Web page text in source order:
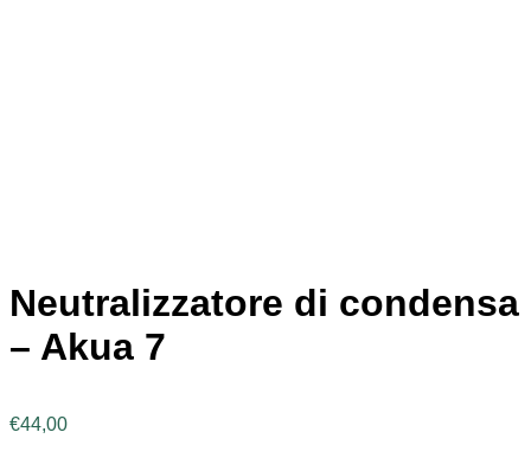
Neutralizzatore di condensa
– Akua 7
€44,00